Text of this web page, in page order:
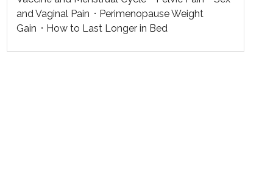
and Vaginal Pain
Perimenopause Weight
Gain
How to Last Longer in Bed